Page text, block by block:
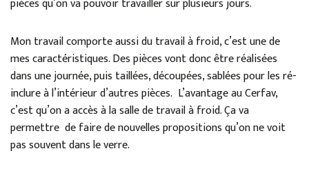
pièces qu’on va pouvoir travailler sur plusieurs jours.
Mon travail comporte aussi du travail à froid, c’est une de
mes caractéristiques. Des pièces vont donc être réalisées
dans une journée, puis taillées, découpées, sablées pour les ré-
inclure à l’intérieur d’autres pièces. L’avantage au Cerfav,
c’est qu’on a accès à la salle de travail à froid. Ça va
permettre de faire de nouvelles propositions qu’on ne voit
pas souvent dans le verre.